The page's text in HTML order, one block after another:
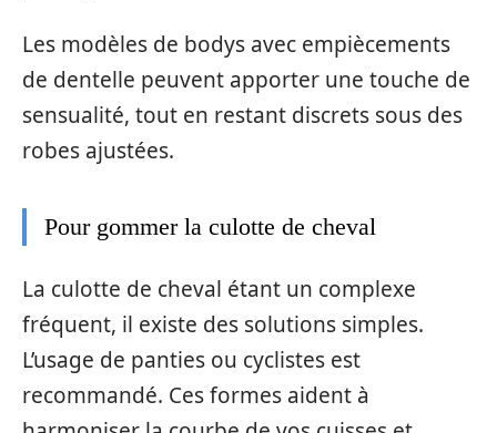
Les modèles de bodys avec empiècements
de dentelle peuvent apporter une touche de
sensualité, tout en restant discrets sous des
robes ajustées.
Pour gommer la culotte de cheval
La culotte de cheval étant un complexe
fréquent, il existe des solutions simples.
L’usage de panties ou cyclistes est
recommandé. Ces formes aident à